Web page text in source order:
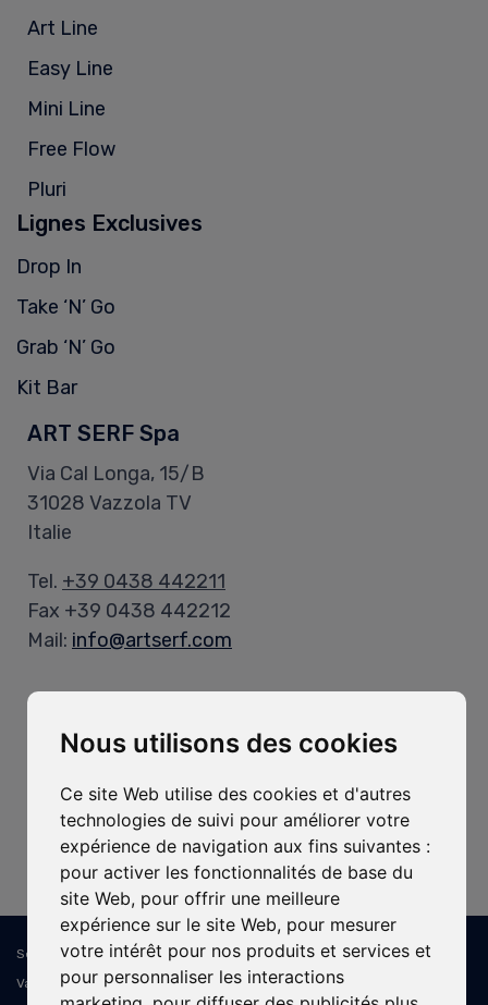
Nous utilisons des cookies
Ce site Web utilise des cookies et d'autres
technologies de suivi pour améliorer votre
expérience de navigation aux fins suivantes :
pour activer les fonctionnalités de base du
site Web, pour offrir une meilleure
expérience sur le site Web, pour mesurer
votre intérêt pour nos produits et services et
pour personnaliser les interactions
Art Line
Easy Line
Mini Line
Free Flow
Pluri
Lignes Exclusives
Drop In
Take ‘N’ Go
Grab ‘N’ Go
Kit Bar
ART SERF Spa
Via Cal Longa, 15/B
31028 Vazzola TV
Italie
Tel. +39 0438 442211
Fax +39 0438 442212
Mail: info@artserf.com
Lun-Ven, 8h-12h / 13h30-17h30
Entrepôt:
Lun-Ven, 8h-11h45 / 13h15-16h30
Sede Legale e Operativa: ART SERF Spa - Via Cal Longa, 15/B - 31028
Vazzola TV - Italia - C.F. e P.IVA: IT02394310268 - PEC: artserf@pec.it -